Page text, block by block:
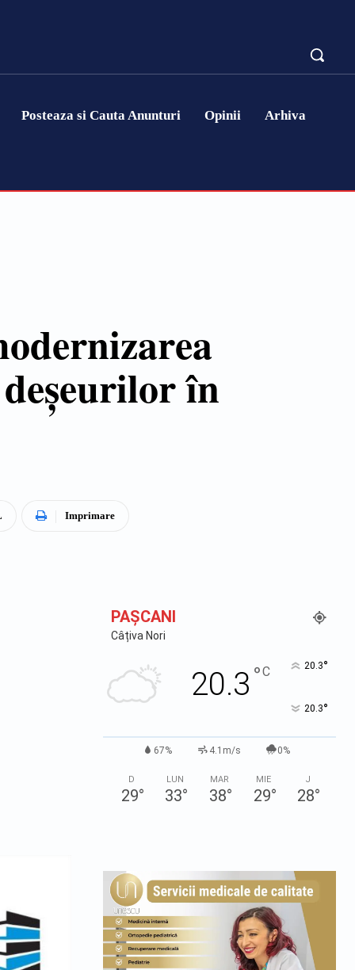
Posteaza si Cauta Anunturi Opinii Arhiva
în
Imprimare
PAŞCANI
Câțiva Nori
20.3 °C 20.3°
20.3°
67% 4.1m/s 0%
D
29°
LUN
33°
MAR
38°
MIE
29°
J
28°